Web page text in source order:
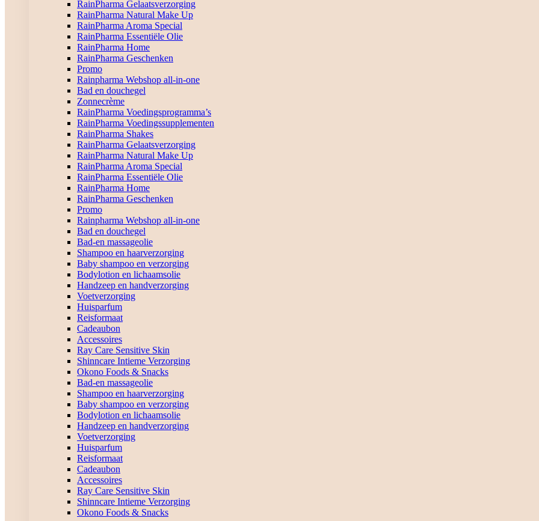
RainPharma Gelaatsverzorging
RainPharma Natural Make Up
RainPharma Aroma Special
RainPharma Essentiële Olie
RainPharma Home
RainPharma Geschenken
Promo
Rainpharma Webshop all-in-one
Bad en douchegel
Zonnecrème
RainPharma Voedingsprogramma’s
RainPharma Voedingssupplementen
RainPharma Shakes
RainPharma Gelaatsverzorging
RainPharma Natural Make Up
RainPharma Aroma Special
RainPharma Essentiële Olie
RainPharma Home
RainPharma Geschenken
Promo
Rainpharma Webshop all-in-one
Bad en douchegel
Bad-en massageolie
Shampoo en haarverzorging
Baby shampoo en verzorging
Bodylotion en lichaamsolie
Handzeep en handverzorging
Voetverzorging
Huisparfum
Reisformaat
Cadeaubon
Accessoires
Ray Care Sensitive Skin
Shinncare Intieme Verzorging
Okono Foods & Snacks
Bad-en massageolie
Shampoo en haarverzorging
Baby shampoo en verzorging
Bodylotion en lichaamsolie
Handzeep en handverzorging
Voetverzorging
Huisparfum
Reisformaat
Cadeaubon
Accessoires
Ray Care Sensitive Skin
Shinncare Intieme Verzorging
Okono Foods & Snacks